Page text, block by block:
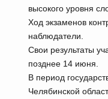
высокого уровня
Ход экзаменов
наблюдатели.
Свои результаты
позднее 14 июня.
В период
Челябинской